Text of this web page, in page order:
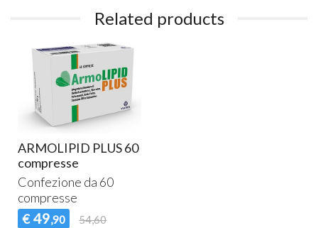
Related products
ARMOLIPID PLUS 60
compresse
Confezione da 60
compresse
€ 49,90 54,60